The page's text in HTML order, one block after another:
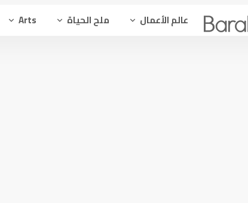
عالم الأعمال ملح الحياة Arts